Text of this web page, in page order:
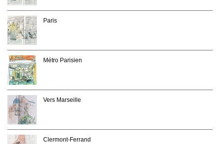
Paris
Métro Parisien
Vers Marseille
Clermont-Ferrand